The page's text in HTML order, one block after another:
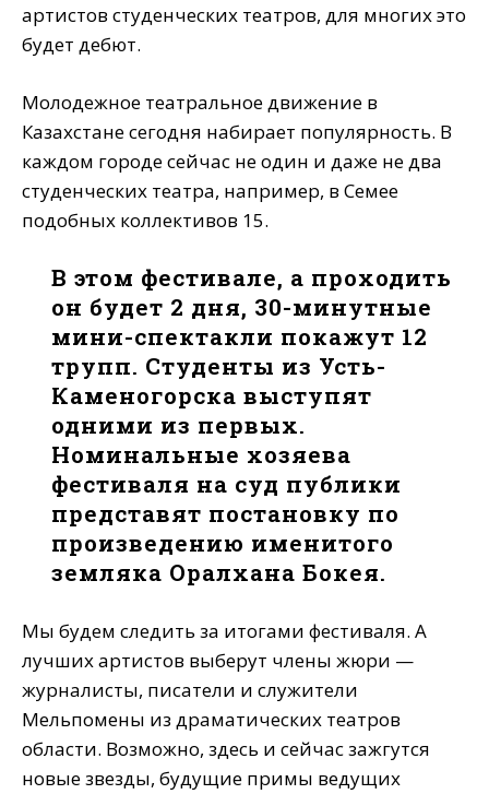
артистов студенческих театров, для многих это
будет дебют.
Молодежное театральное движение в
Казахстане сегодня набирает популярность. В
каждом городе сейчас не один и даже не два
студенческих театра, например, в Семее
подобных коллективов 15.
В этом фестивале, а проходить
он будет 2 дня, 30-минутные
мини-спектакли покажут 12
трупп. Студенты из Усть-
Каменогорска выступят
одними из первых.
Номинальные хозяева
фестиваля на суд публики
представят постановку по
произведению именитого
земляка Оралхана Бокея.
Мы будем следить за итогами фестиваля. А
лучших артистов выберут члены жюри —
журналисты, писатели и служители
Мельпомены из драматических театров
области. Возможно, здесь и сейчас зажгутся
новые звезды, будущие примы ведущих